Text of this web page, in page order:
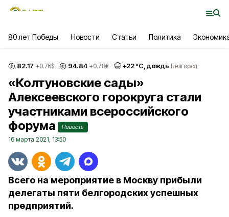
80 лет Победы Новости Статьи Политика
82.17 +0.76$ 94.84 +0.78€ +22°С, дождь Белгород
«Колтуновские сады»
Алексеевского горокруга стали
участниками всероссийского
форума
Новость
16 марта 2021, 13:50
Всего на мероприятие в Москву прибыли
делегаты пяти белгородских успешных
предприятий.